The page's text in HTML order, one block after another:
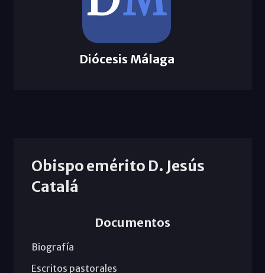
Diócesis Málaga
Obispo emérito D. Jesús
Catalá
Documentos
Biografía
Escritos pastorales